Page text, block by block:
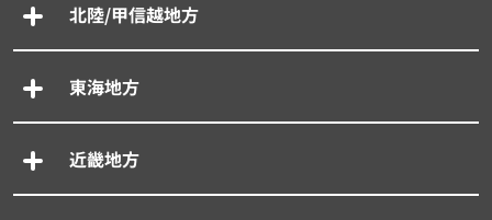
北陸/甲信越地方
東海地方
近畿地方